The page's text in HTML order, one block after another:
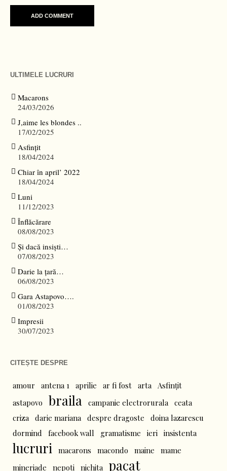
ULTIMELE LUCRURI
Macarons
24/03/2026
J,aime les blondes ..
17/02/2025
Asfințit
18/04/2024
Chiar în april’ 2022
18/04/2024
Luni
11/12/2023
Înflăcărare
08/08/2023
Și dacă insiști…
07/08/2023
Darie la țară…
06/08/2023
Gara Astapovo….
01/08/2023
Impresii
30/07/2023
CITEȘTE DESPRE
amour antena 1 aprilie ar fi fost arta
Asfințit
astapovo
braila campanie electrorurala ceata
criza darie mariana despre dragoste
doina lazarescu
dormind
facebook wall gramatisme ieri insistenta
lucruri macarons macondo maine
mame
mineriade
nepoti nichita pacat